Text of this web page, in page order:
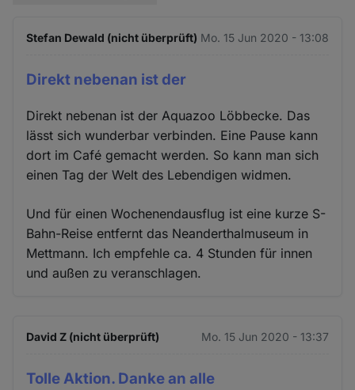
Stefan Dewald (nicht überprüft) Mo. 15 Jun 2020 - 13:08
Direkt nebenan ist der
Direkt nebenan ist der Aquazoo Löbbecke. Das
lässt sich wunderbar verbinden. Eine Pause kann
dort im Café gemacht werden. So kann man sich
einen Tag der Welt des Lebendigen widmen.
Und für einen Wochenendausflug ist eine kurze S-
Bahn-Reise entfernt das Neanderthalmuseum in
Mettmann. Ich empfehle ca. 4 Stunden für innen
und außen zu veranschlagen.
David Z (nicht überprüft) Mo. 15 Jun 2020 - 13:37
Tolle Aktion. Danke an alle